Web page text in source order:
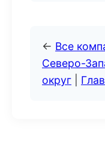
← Все
Северо-
округ